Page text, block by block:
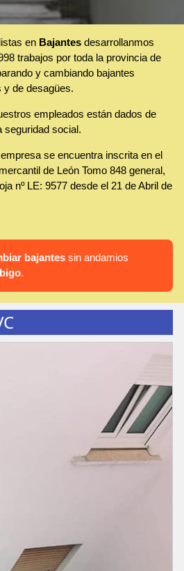
en Bajantes desarrollanmos
trabajos por toda la provincia de
y cambiando bajantes
y de desagües.
empleados están dados de
seguridad social.
se encuentra inscrita en el
de León Tomo 848 general,
nº LE: 9577 desde el 21 de Abril de
bajantes sin andamios
.